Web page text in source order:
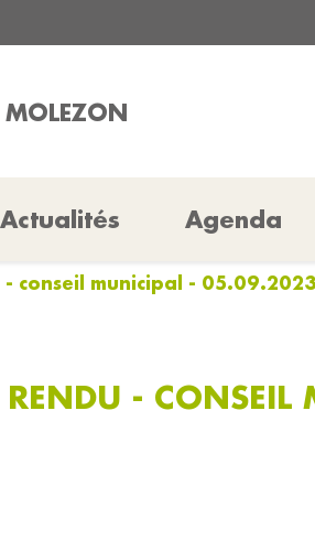
MOLEZON
Actualités Agenda
conseil municipal - 05.09.2023
RENDU -